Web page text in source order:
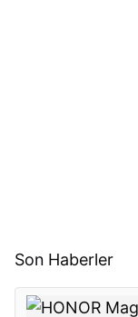
Son Haberler